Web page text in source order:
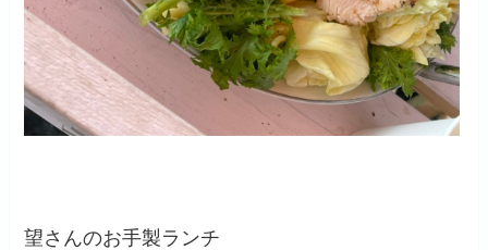
望さんのお手製ランチ